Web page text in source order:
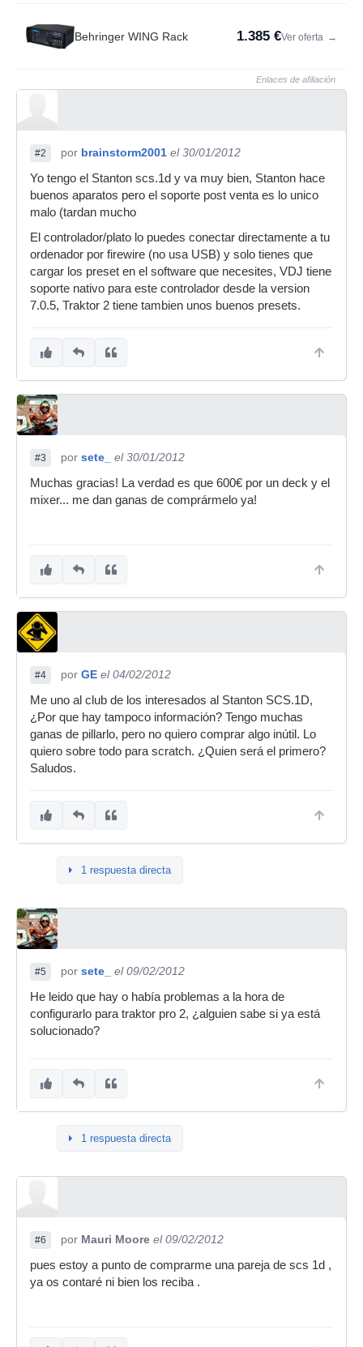
Behringer WING Rack 1.385 €Ver oferta →
Enlaces de afiliación
#2 por brainstorm2001 el 30/01/2012
Yo tengo el Stanton scs.1d y va muy bien, Stanton hace
buenos aparatos pero el soporte post venta es lo unico
malo (tardan mucho
El controlador/plato lo puedes conectar directamente a tu
ordenador por firewire (no usa USB) y solo tienes que
cargar los preset en el software que necesites, VDJ tiene
soporte nativo para este controlador desde la version
7.0.5, Traktor 2 tiene tambien unos buenos presets.
#3 por sete_
el 30/01/2012
Muchas gracias! La verdad es que 600€ por un deck y el
mixer... me dan ganas de comprármelo ya!
#4 por GE el 04/02/2012
Me uno al club de los interesados al Stanton SCS.1D,
¿Por que hay tampoco información? Tengo muchas
ganas de pillarlo, pero no quiero comprar algo inútil. Lo
quiero sobre todo para scratch. ¿Quien será el primero?
Saludos.
1 respuesta directa
#5 por sete_
el 09/02/2012
He leido que hay o había problemas a la hora de
configurarlo para traktor pro 2, ¿alguien sabe si ya está
solucionado?
1 respuesta directa
#6 por Mauri Moore el 09/02/2012
pues estoy a punto de comprarme una pareja de scs 1d ,
ya os contaré ni bien los reciba .